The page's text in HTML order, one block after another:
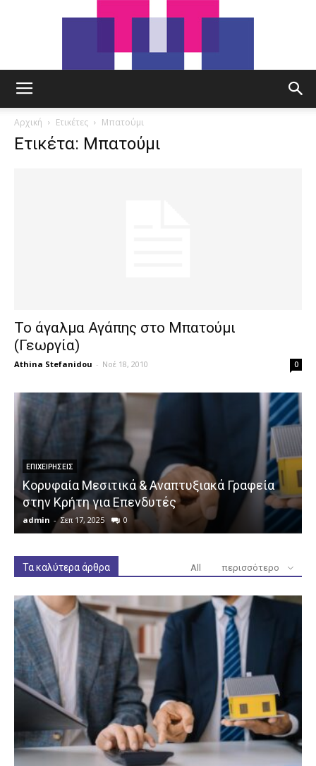
Αρχική Ετικέτες Μπατούμι
Ετικέτα: Μπατούμι
Το άγαλμα Αγάπης στο Μπατούμι
(Γεωργία)
Athina Stefanidou - Νοέ 18, 2010 0
ΕΠΙΧΕΙΡΉΣΕΙΣ
Κορυφαία Μεσιτικά & Αναπτυξιακά Γραφεία
στην Κρήτη για Επενδυτές
admin - Σεπ 17, 2025 0
Τα καλύτερα άρθρα All περισσότερο